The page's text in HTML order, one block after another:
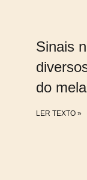
Sinais
do
LER TEXTO »